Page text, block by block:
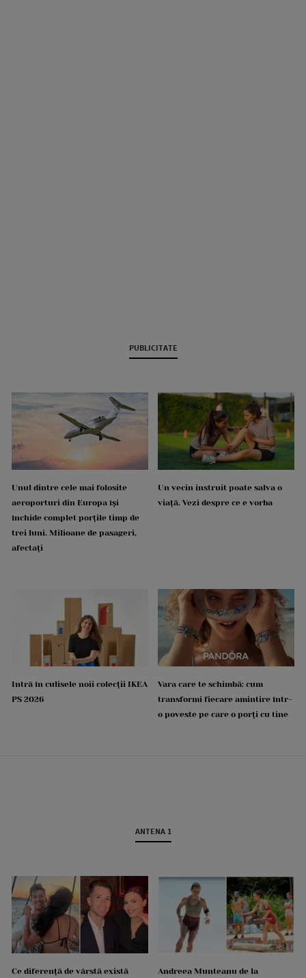
PUBLICITATE
Unul dintre cele mai folosite
aeroporturi din Europa își
închide complet porțile timp de
trei luni. Milioane de pasageri,
afectați
Un vecin instruit poate salva o
viață. Vezi despre ce e vorba
Intră în culisele noii colecții IKEA
PS 2026
Vara care te schimbă: cum
transformi fiecare amintire într-
o poveste pe care o porți cu tine
ANTENA 1
Ce diferență de vârstă există Andreea Munteanu de la